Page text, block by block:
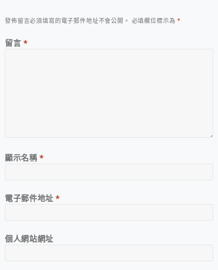
發佈留言必須填寫的電子郵件地址不會公開。 必填欄位標示為*
留言 *
顯示名稱*
電子郵件地址*
個人網站網址